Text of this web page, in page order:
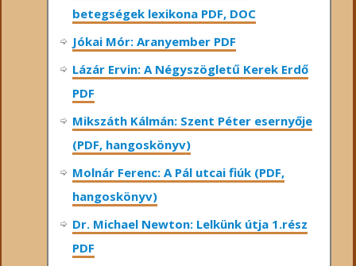
betegségek lexikona PDF, DOC
Jókai Mór: Aranyember PDF
Lázár Ervin: A Négyszögletű Kerek Erdő
PDF
Mikszáth Kálmán: Szent Péter esernyője
(PDF, hangoskönyv)
Molnár Ferenc: A Pál utcai fiúk (PDF,
hangoskönyv)
Dr. Michael Newton: Lelkünk útja 1.rész
PDF